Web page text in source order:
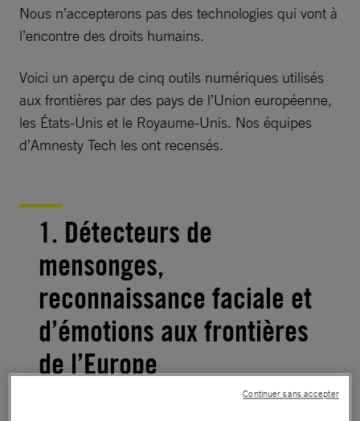
Nous n’accepterons pas des technologies qui vont à
l’encontre des droits humains.
Voici un aperçu de cinq outils numériques utilisés
aux frontières par des pays de l’Union européenne,
les États-Unis et le Royaume-Unis. Nos équipes
d’Amnesty Tech les ont recensés.
1. Détecteurs de
mensonges,
reconnaissance faciale et
d’émotions aux frontières
de l’Europe
Continuer sans accepter